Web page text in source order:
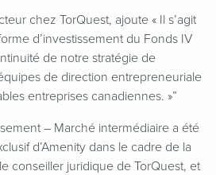
chez TorQuest, ajoute « Il s’agit
d’investissement du Fonds IV
de notre stratégie de
de direction entrepreneuriale
entreprises canadiennes. »”
– Marché intermédiaire a été
d’Amenity dans le cadre de la
conseiller juridique de TorQuest, et